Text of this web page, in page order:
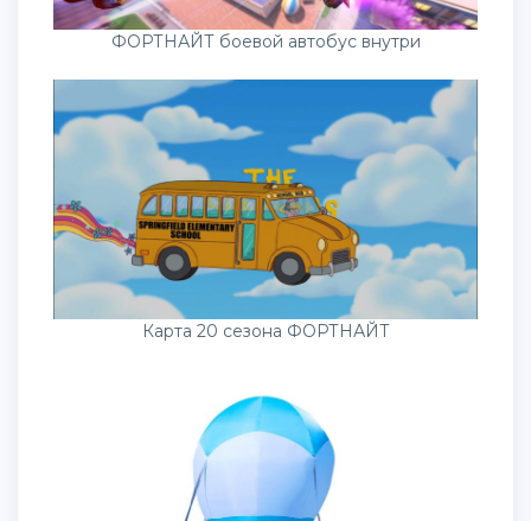
ФОРТНАЙТ боевой автобус внутри
Карта 20 сезона ФОРТНАЙТ